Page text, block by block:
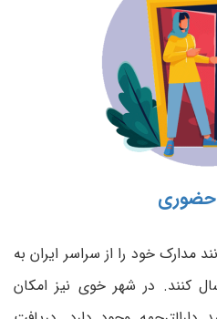
حضوری
مدارک خود را از سراسر ایران به
کنند. در شهر خوی نیز امکان